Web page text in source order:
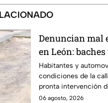
Denuncian mal
en León:
tránsito
Habitantes y
condiciones de la
pronta intervención
reparación.
06 agosto, 2026